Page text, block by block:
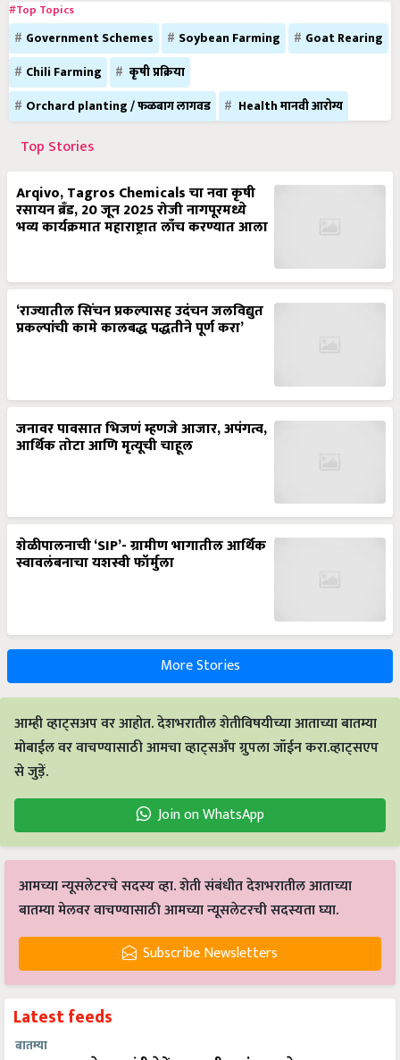
#Top Topics
Government Schemes Soybean Farming
Goat Rearing
Chili Farming
कृषी प्रक्रिया
Orchard planting / फळबाग लागवड
Health मानवी आरोग्य
Top Stories
Arqivo, Tagros Chemicals चा नवा कृषी
रसायन ब्रँड, 20 जून 2025 रोजी नागपूरमध्ये
भव्य कार्यक्रमात महाराष्ट्रात लाँच करण्यात आला
‘राज्यातील सिंचन प्रकल्पासह उदंचन जलविद्युत
प्रकल्पांची कामे कालबद्ध पद्धतीने पूर्ण करा’
जनावर पावसात भिजणं म्हणजे आजार, अपंगत्व,
आर्थिक तोटा आणि मृत्यूची चाहूल
शेळीपालनाची ‘SIP’- ग्रामीण भागातील आर्थिक
स्वावलंबनाचा यशस्वी फॉर्मुला
More Stories
आम्ही व्हाट्सअप वर आहोत. देशभरातील शेतीविषयीच्या आताच्या बातम्या
मोबाईल वर वाचण्यासाठी आमचा व्हाट्सअँप ग्रुपला जॉईन करा.व्हाट्सएप
से जुड़ें.
Join on WhatsApp
आमच्या न्यूसलेटरचे सदस्य व्हा. शेती संबंधीत देशभरातील आताच्या
बातम्या मेलवर वाचण्यासाठी आमच्या न्यूसलेटरची सदस्यता घ्या.
Subscribe Newsletters
Latest feeds
बातम्या